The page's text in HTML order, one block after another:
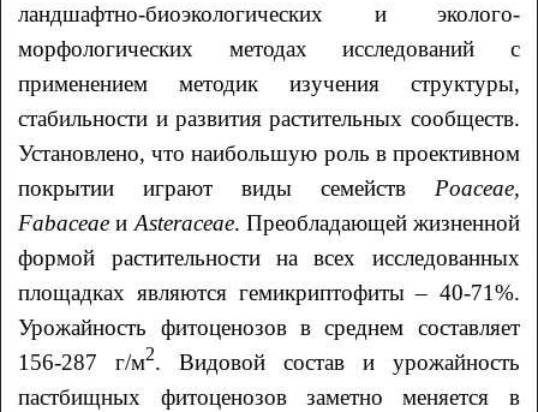
ландшафтно-биоэкологических и эколого-
морфологических методах исследований с
применением методик изучения структуры,
стабильности и развития растительных сообществ.
Установлено, что наибольшую роль в проективном
покрытии играют виды семейств Poaceae,
Fabaceaeи Asteraceae. Преобладающей жизненной
формой растительности на всех исследованных
площадках являются гемикриптофиты – 40-71%.
Урожайность фитоценозов в среднем составляет
156-287 г/м2. Видовой состав и урожайность
пастбищных фитоценозов заметно меняется в